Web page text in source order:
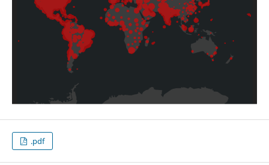
.pdf